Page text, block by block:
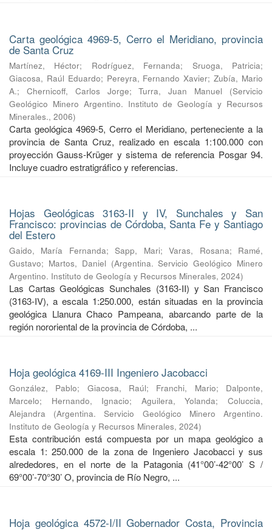
Carta geológica 4969-5, Cerro el Meridiano, provincia
de Santa Cruz
Martínez, Héctor; Rodríguez, Fernanda; Sruoga, Patricia;
Giacosa, Raúl Eduardo; Pereyra, Fernando Xavier;Zubía, Mario
A.; Chernicoff, Carlos Jorge;Turra, Juan Manuel (Servicio
Geológico Minero Argentino. Instituto de Geología y Recursos
Minerales., 2006)
Carta geológica 4969-5, Cerro el Meridiano, perteneciente a la
provincia de Santa Cruz, realizado en escala 1:100.000 con
proyección Gauss-Krüger y sistema de referencia Posgar 94.
Incluye cuadro estratigráfico y referencias.
Hojas Geológicas 3163-II y IV, Sunchales y San
Francisco: provincias de Córdoba, Santa Fe y Santiago
del Estero
Gaido, María Fernanda;Sapp, Mari;Varas, Rosana; Ramé,
Gustavo; Martos, Daniel (Argentina. Servicio Geológico Minero
Argentino. Instituto de Geología y Recursos Minerales, 2024)
Las Cartas Geológicas Sunchales (3163-II) y San Francisco
(3163-IV), a escala 1:250.000, están situadas en la provincia
geológica Llanura Chaco Pampeana, abarcando parte de la
región nororiental de la provincia de Córdoba, ...
Hoja geológica 4169-III Ingeniero Jacobacci
González, Pablo; Giacosa, Raúl; Franchi, Mario; Dalponte,
Marcelo; Hernando, Ignacio; Aguilera, Yolanda;Coluccia,
Alejandra
(Argentina. Servicio Geológico Minero Argentino.
Instituto de Geología y Recursos Minerales, 2024)
Esta contribución está compuesta por un mapa geológico a
escala 1: 250.000 de la zona de Ingeniero Jacobacci y sus
alrededores, en el norte de la Patagonia (41°00’-42°00’ S /
69°00’-70°30’ O, provincia de Río Negro, ...
Hoja geológica 4572-I/II Gobernador Costa, Provincia